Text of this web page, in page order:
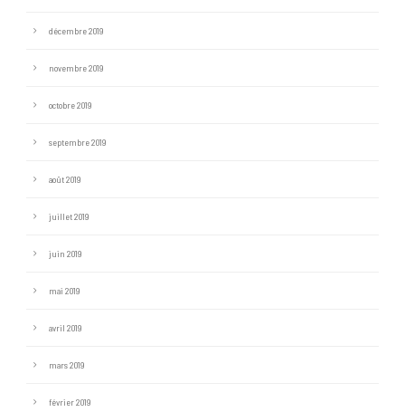
décembre 2019
novembre 2019
octobre 2019
septembre 2019
août 2019
juillet 2019
juin 2019
mai 2019
avril 2019
mars 2019
février 2019